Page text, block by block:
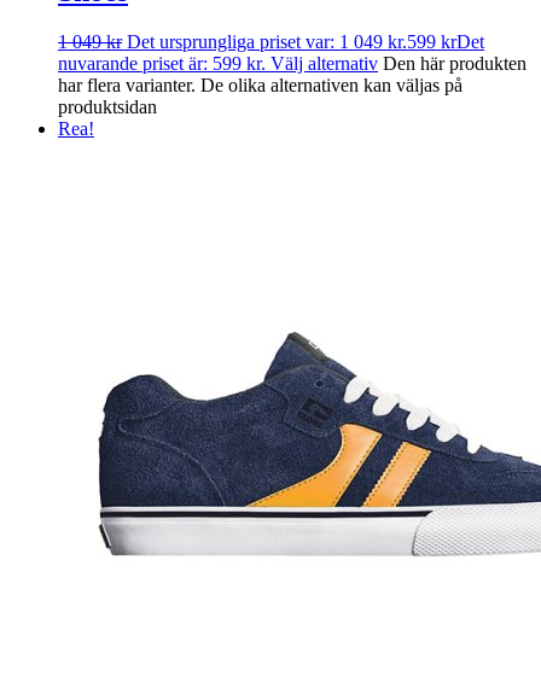
1 049kr Det ursprungliga priset var: 1 049 kr.599 krDet
nuvarande priset är: 599 kr. Välj alternativ Den här produkten
har flera varianter. De olika alternativen kan väljas på
produktsidan
Rea!